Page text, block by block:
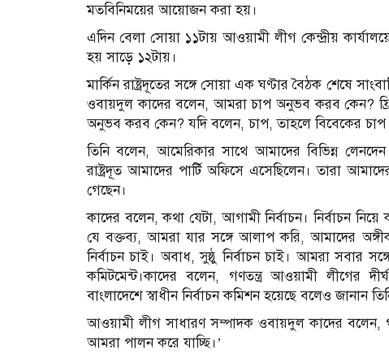
মতবিনিময়ের আয়োজন করা হয়।
এদিন বেলা সোয়া ১১টায় আওয়ামী লীগ কেন্দ্রীয়
হয় সাড়ে ১২টায়।
মার্কিন রাষ্ট্রদূতের সঙ্গে সোয়া এক ঘণ্টার বৈঠক শেষে
ওবায়দুল কাদের বলেন, আমরা চাপ অনুভব করব কেন?
অনুভব করব কেন? যদি বলেন, চাপ, তাহলে বিবেকের চাপ।
তিনি বলেন, আমেরিকার সাথে আমাদের বিভিন্ন
রাষ্ট্রদূত আমাদের পার্টি অফিসে এসেছিলেন। তারা
গেছেন।
কাদের বলেন, কথা যেটা, আগামী নির্বাচন। নির্বাচন
যে বক্তব্য, আমরা যার সঙ্গে আলাপ করি, আমাদের
নির্বাচন চাই। অবাধ, সুষ্ঠু নির্বাচন চাই। আমরা সবার
কমিটমেন্ট।কাদের বলেন, গণতন্ত্র আওয়ামী লীগের
বাংলাদেশে স্বাধীন নির্বাচন কমিশন হয়েছে বলেও জানান
আওয়ামী লীগ সাধারণ সম্পাদক ওবায়দুল কাদের বলেন,
আমরা পালন করে যাচ্ছি।’